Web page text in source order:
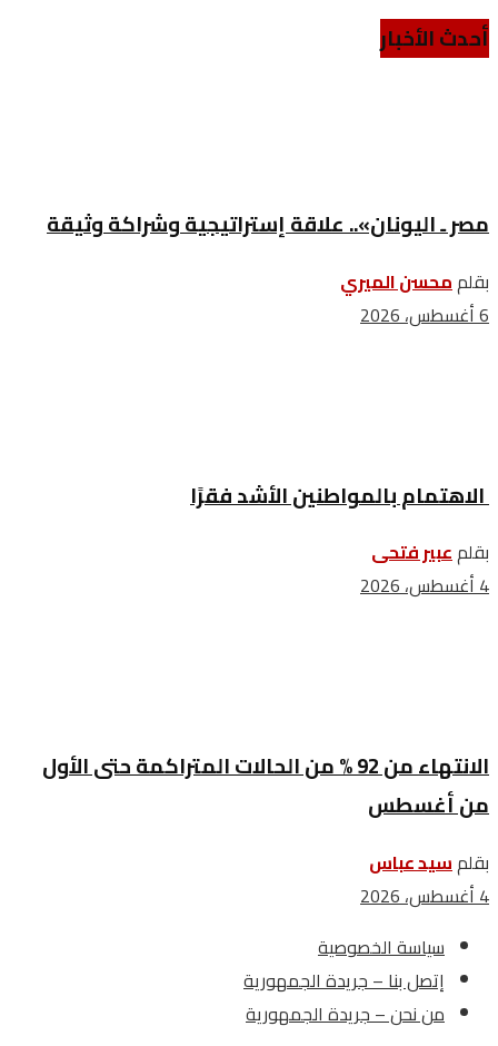
أحدث الأخبار
مصر ـ اليونان».. علاقة إستراتيجية وشراكة وثيقة
بقلممحسن الميري
6 أغسطس، 2026
الاهتمام بالمواطنين الأشد فقرًا
بقلمعبير فتحى
4 أغسطس، 2026
الانتهاء من 92 % من الحالات المتراكمة حتى الأول
من أغسطس
بقلمسيد عباس
4 أغسطس، 2026
سياسة الخصوصية
إتصل بنا – جريدة الجمهورية
من نحن – جريدة الجمهورية